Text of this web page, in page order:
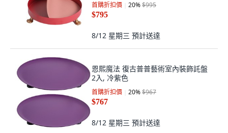
首購折扣價 20%$995
$795
8/12 星期三 預計送達
恩熙魔法 復古普普藝術室內裝飾託盤
2入, 冷紫色
首購折扣價 20%$967
$767
8/12 星期三 預計送達